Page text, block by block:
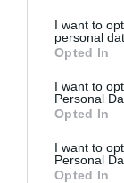
I want to
personal
Opted In
I want to
Personal
Opted In
I want to
Personal
Opted In